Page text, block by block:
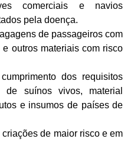
comerciais e navios
pela doença.
de passageiros com
outros materiais com risco
dos requisitos
de suínos vivos, material
e insumos de países de
de maior risco e em